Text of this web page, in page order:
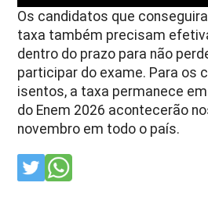
Os candidatos que
taxa também precisam
dentro do prazo para não
participar do exame. Para os
isentos, a taxa permanece
do Enem 2026 acontecerão
novembro em todo o país.